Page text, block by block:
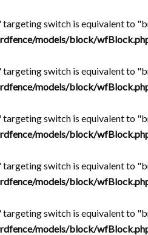
targeting switch is equivalent to
models/block/
targeting switch is equivalent to
models/block/
targeting switch is equivalent to
models/block/
targeting switch is equivalent to
models/block/
targeting switch is equivalent to
models/block/